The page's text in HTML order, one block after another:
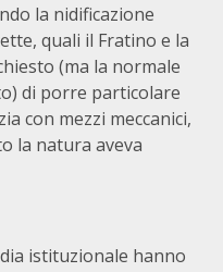
la nidificazione
quali il Fratino e la
(ma la normale
di porre particolare
con mezzi meccanici,
la natura aveva
istituzionale hanno